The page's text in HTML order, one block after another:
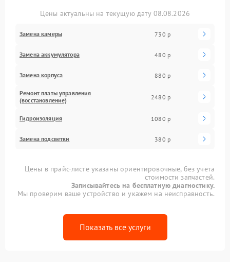
Цены актуальны на текущую дату 08.08.2026
Замена камеры 730 р
Замена аккумулятора 480 р
Замена корпуса 880 р
Ремонт платы управления
(восстановление)
2480 р
Гидроизоляция 1080 р
Замена подсветки 380 р
Цены в прайс-листе указаны ориентировочные, без учета
стоимости запчастей.
Записывайтесь на бесплатную диагностику.
Мы проверим ваше устройство и укажем на неисправность.
Показать все услуги